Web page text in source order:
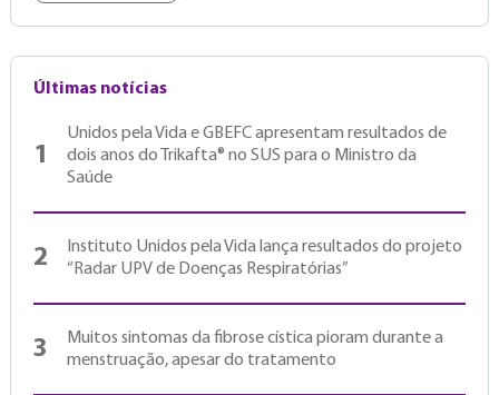
Últimas notícias
1
Unidos pela Vida e GBEFC apresentam resultados de
dois anos do Trikafta® no SUS para o Ministro da
Saúde
2
Instituto Unidos pela Vida lança resultados do projeto
“Radar UPV de Doenças Respiratórias”
3
Muitos sintomas da fibrose cística pioram durante a
menstruação, apesar do tratamento